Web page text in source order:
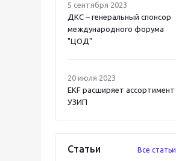
5 сентября 2023
ДКС – генеральный спонсор
международного форума
"ЦОД"
20 июля 2023
EKF расширяет ассортимент
УЗИП
Статьи Все статьи